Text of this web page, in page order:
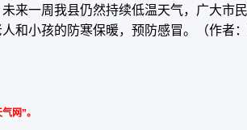
来一周我县仍然持续低温天气，广大市
和小孩的防寒保暖，预防感冒。（作者：
网”。